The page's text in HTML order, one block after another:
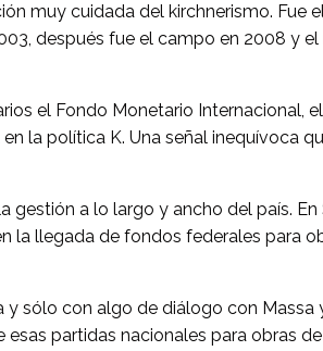
muy cuidada del kirchnerismo. Fue
después fue el campo en 2008 y
el Fondo Monetario Internacional,
la política K. Una señal inequívoca
gestión a lo largo y ancho del país.
la llegada de fondos federales para
sólo con algo de diálogo con Massa
partidas nacionales para obras